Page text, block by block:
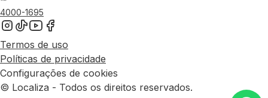
4000-1695
Termos de uso
Políticas de privacidade
Configurações de cookies
© Localiza - Todos os direitos reservados.